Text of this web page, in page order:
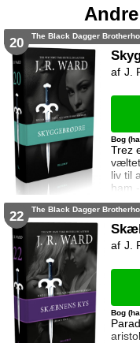
20 The Black Dagger
Trez
liv til
ham
Bog
J.
22 The Black Dagger
Bog
J.